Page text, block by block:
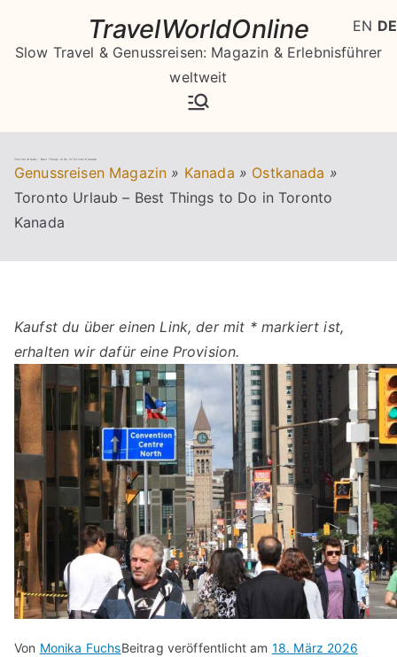
springen
TravelWorldOnline
Slow Travel & Genussreisen: Magazin & Erlebnisführer
weltweit
Toronto Urlaub – Best Things to Do in Toronto Kanada
Genussreisen Magazin » Kanada » Ostkanada »
Toronto Urlaub – Best Things to Do in Toronto
Kanada
Kaufst du über einen Link, der mit * markiert ist,
erhalten wir dafür eine Provision.
Von Monika FuchsBeitrag veröffentlicht am 18. März 2026
EN DE